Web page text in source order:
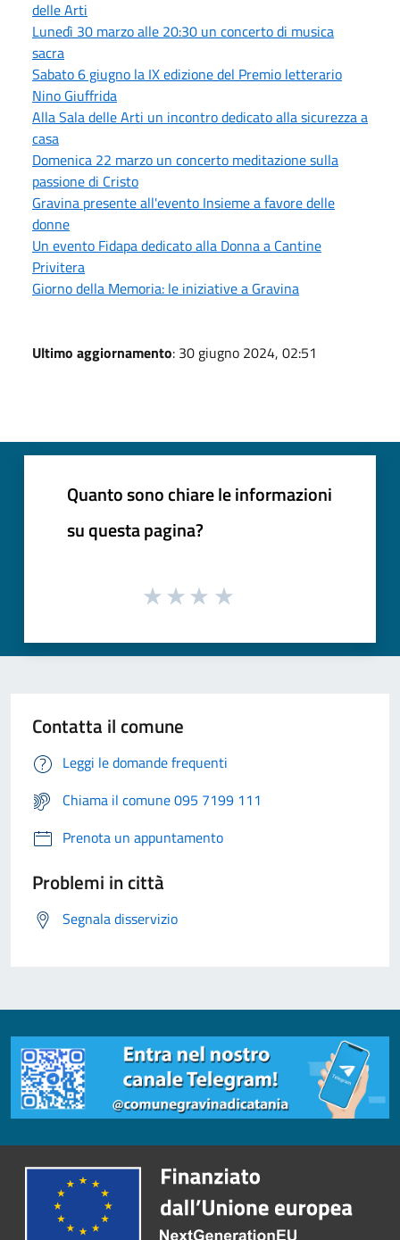
delle Arti
Lunedì 30 marzo alle 20:30 un concerto di musica
sacra
Sabato 6 giugno la IX edizione del Premio letterario
Nino Giuffrida
Alla Sala delle Arti un incontro dedicato alla sicurezza a
casa
Domenica 22 marzo un concerto meditazione sulla
passione di Cristo
Gravina presente all'evento Insieme a favore delle
donne
Un evento Fidapa dedicato alla Donna a Cantine
Privitera
Giorno della Memoria: le iniziative a Gravina
Ultimo aggiornamento: 30 giugno 2024, 02:51
Quanto sono chiare le informazioni
su questa pagina?
Contatta il comune
Leggi le domande frequenti
Chiama il comune 095 7199 111
Prenota un appuntamento
Problemi in città
Segnala disservizio